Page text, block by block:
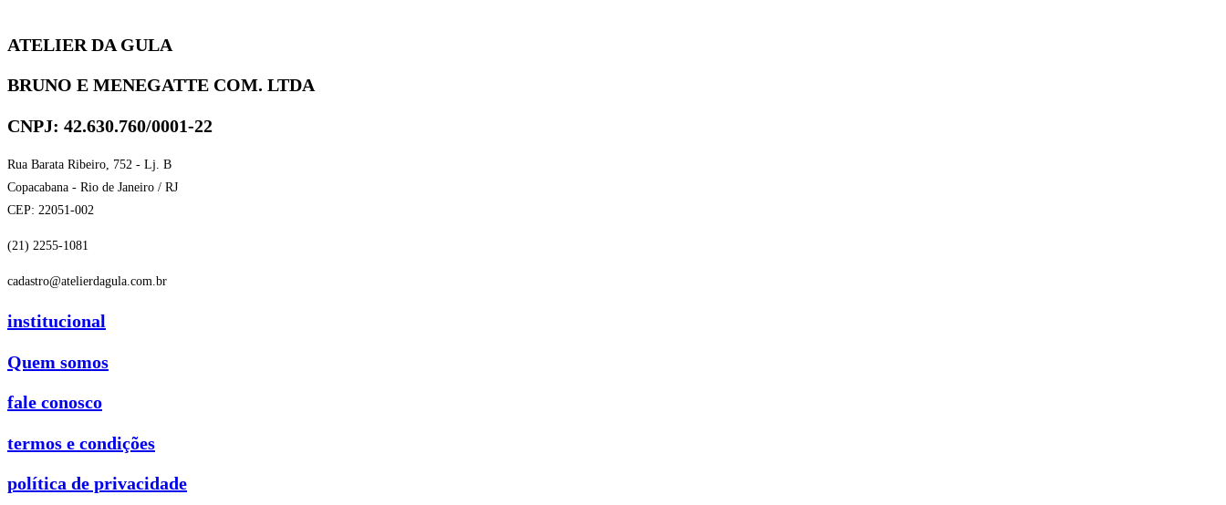
ATELIER DA GULA
BRUNO E MENEGATTE COM. LTDA
CNPJ: 42.630.760/0001-22
Rua Barata Ribeiro, 752 - Lj. B
Copacabana - Rio de Janeiro / RJ
CEP: 22051-002
(21) 2255-1081
cadastro@atelierdagula.com.br
institucional
Quem somos
fale conosco
termos e condições
política de privacidade